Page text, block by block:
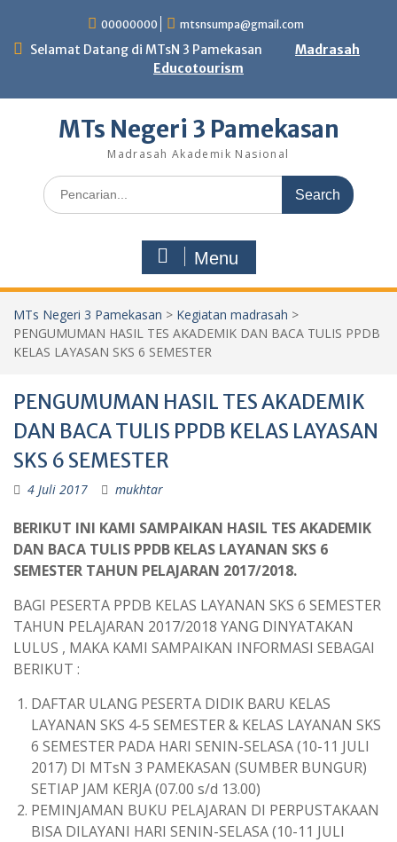
content
00000000 mtsnsumpa@gmail.com
Selamat Datang di MTsN 3 Pamekasan
Madrasah
Educotourism
MTs Negeri 3 Pamekasan
Madrasah Akademik Nasional
Search
for:
Menu
MTs Negeri 3 Pamekasan > Kegiatan madrasah >
PENGUMUMAN HASIL TES AKADEMIK DAN BACA TULIS PPDB
KELAS LAYASAN SKS 6 SEMESTER
PENGUMUMAN HASIL TES AKADEMIK
DAN BACA TULIS PPDB KELAS LAYASAN
SKS 6 SEMESTER
4 Juli 2017 mukhtar
BERIKUT INI KAMI SAMPAIKAN HASIL TES AKADEMIK
DAN BACA TULIS PPDB KELAS LAYANAN SKS 6
SEMESTER TAHUN PELAJARAN 2017/2018.
BAGI PESERTA PPDB KELAS LAYANAN SKS 6 SEMESTER
TAHUN PELAJARAN 2017/2018 YANG DINYATAKAN
LULUS , MAKA KAMI SAMPAIKAN INFORMASI SEBAGAI
BERIKUT :
DAFTAR ULANG PESERTA DIDIK BARU KELAS
LAYANAN SKS 4-5 SEMESTER & KELAS LAYANAN SKS
6 SEMESTER PADA HARI SENIN-SELASA (10-11 JULI
2017) DI MTsN 3 PAMEKASAN (SUMBER BUNGUR)
SETIAP JAM KERJA (07.00 s/d 13.00)
PEMINJAMAN BUKU PELAJARAN DI PERPUSTAKAAN
BISA DILAYANI HARI SENIN-SELASA (10-11 JULI